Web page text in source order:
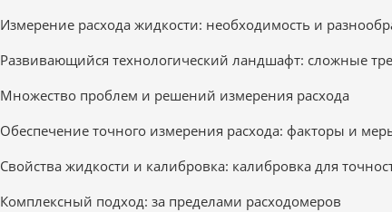
Измерение расхода жидкости: необходимость и
Развивающийся технологический ландшафт: сложные
Множество проблем и решений измерения расхода
Обеспечение точного измерения расхода: факторы и
Свойства жидкости и калибровка: калибровка для
Комплексный подход: за пределами расходомеров